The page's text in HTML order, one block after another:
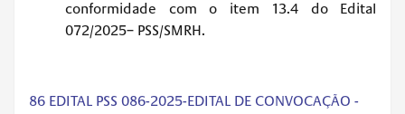
conformidade com o item 13.4 do Edital
072/2025– PSS/SMRH.
86 EDITAL PSS 086-2025-EDITAL DE CONVOCAÇÃO -